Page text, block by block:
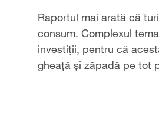
Raportul mai arată că
consum. Complexul
investiții, pentru că
gheață și zăpadă pe tot